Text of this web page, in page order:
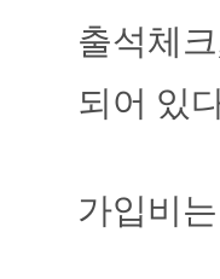
출석체
되어 있
가입비